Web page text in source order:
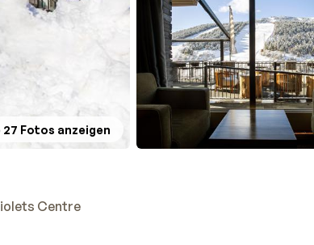
27 Fotos anzeigen
Centre